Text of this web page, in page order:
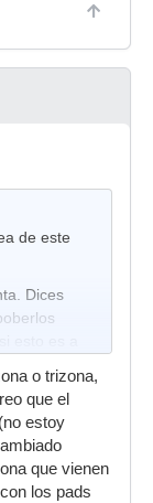
de este
Dices
esto es a
"zona",
o
solo con el
o trizona,
que el
estoy
que vienen
los pads